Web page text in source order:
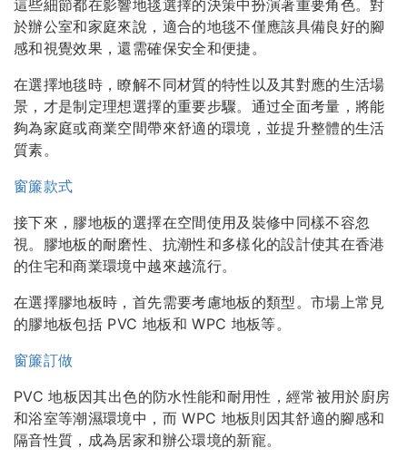
這些細節都在影響地毯選擇的決策中扮演著重要角色。對
於辦公室和家庭來說，適合的地毯不僅應該具備良好的腳
感和視覺效果，還需確保安全和便捷。
在選擇地毯時，瞭解不同材質的特性以及其對應的生活場
景，才是制定理想選擇的重要步驟。通过全面考量，將能
夠為家庭或商業空間帶來舒適的環境，並提升整體的生活
質素。
窗簾款式
接下來，膠地板的選擇在空間使用及裝修中同樣不容忽
視。膠地板的耐磨性、抗潮性和多樣化的設計使其在香港
的住宅和商業環境中越來越流行。
在選擇膠地板時，首先需要考慮地板的類型。市場上常見
的膠地板包括 PVC 地板和 WPC 地板等。
窗簾訂做
PVC 地板因其出色的防水性能和耐用性，經常被用於廚房
和浴室等潮濕環境中，而 WPC 地板則因其舒適的腳感和
隔音性質，成為居家和辦公環境的新寵。